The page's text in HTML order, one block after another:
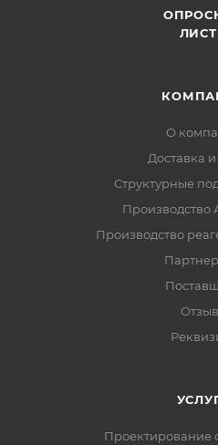
О
Доставка
Структурные
Производство
Проектирование